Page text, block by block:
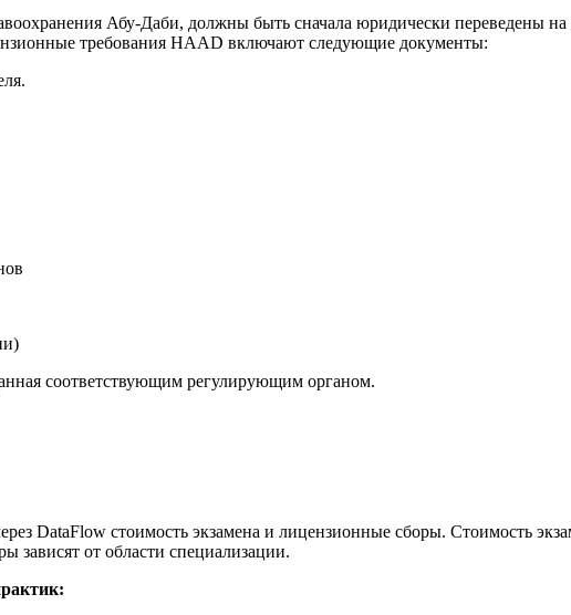
Абу-Даби, должны быть сначала юридически переведены
требования HAAD включают следующие документы:
соответствующим регулирующим органом.
DataFlow стоимость экзамена и лицензионные сборы. Стоимость
зависят от области специализации.